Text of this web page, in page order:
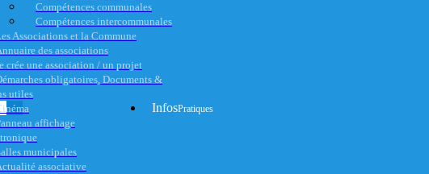
Compétences communales
Compétences intercommunales
Associations et la Commune
des associations
crée une association / un projet
obligatoires, Documents &
utiles
affichage
municipales
associative
InfosPratiques